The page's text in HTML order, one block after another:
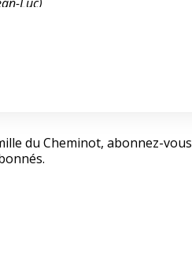
du Cheminot, abonnez-vous